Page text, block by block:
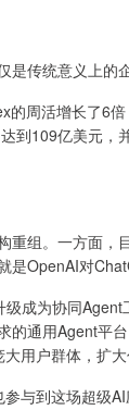
传统意义上的
周活增长了6
到109亿美元
重组。一方面
OpenAI对
成为协同
的通用Agent平
用户群体，扩大
与到这场超级AI